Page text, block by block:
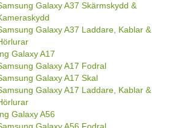
Galaxy A37 Skärmskydd &
Galaxy A37 Laddare, Kablar &
Galaxy A17
Galaxy A17 Fodral
Galaxy A17 Skal
Galaxy A17 Laddare, Kablar &
Galaxy A56